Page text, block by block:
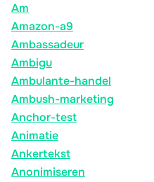
Am
Amazon-a9
Ambassadeur
Ambigu
Ambulante-handel
Ambush-marketing
Anchor-test
Animatie
Ankertekst
Anonimiseren